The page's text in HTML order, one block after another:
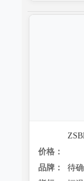
价格：
品牌：
待